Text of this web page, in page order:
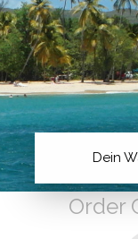
Order
Dein